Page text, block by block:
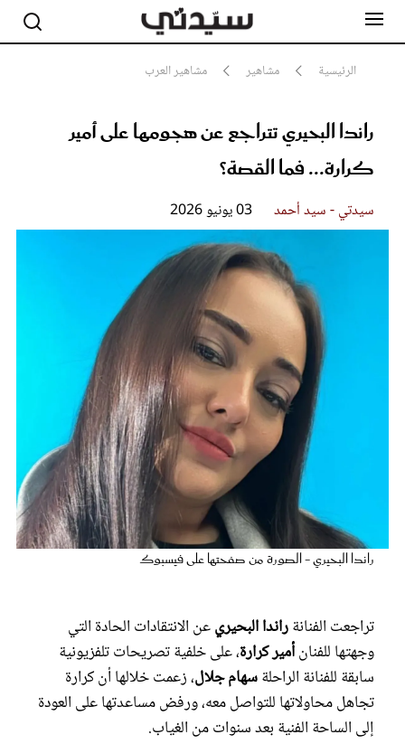
الرئيسية مشاهير مشاهير العرب
راندا البحيري تتراجع عن هجومها على أمير
كرارة... فما القصة؟
سيدتي - سيد أحمد 03 يونيو 2026
راندا البحيري - الصورة من صفحتها على فيسبوك
تراجعت الفنانةراندا البحيريعن الانتقادات الحادة التي
وجهتها للفنانأمير كرارة، على خلفية تصريحات تلفزيونية
سابقة للفنانة الراحلةسهام جلال، زعمت خلالها أن كرارة
تجاهل محاولاتها للتواصل معه، ورفض مساعدتها على العودة
إلى الساحة الفنية بعد سنوات من الغياب.
مشاهير
جمال
سيدتي وطفلك
لايف ستايل
مطبخ سيدتي
عروس سيدتي
مجلة سيدتي
غلاف رفمي